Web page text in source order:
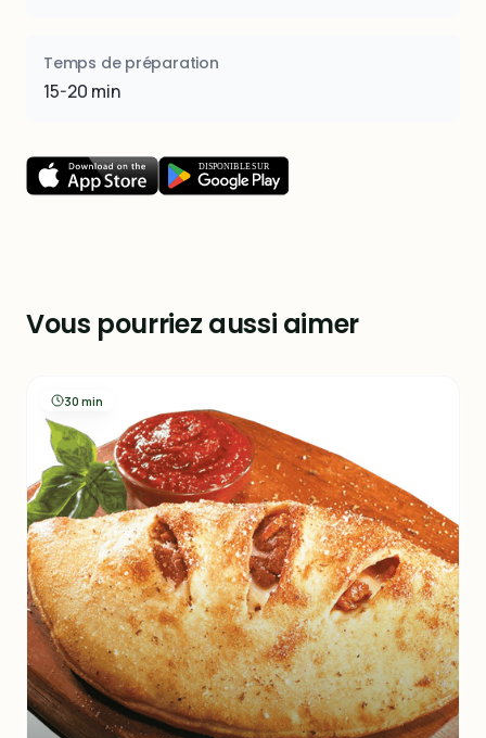
Temps de préparation
15-20 min
Vous pourriez aussi aimer
30 min